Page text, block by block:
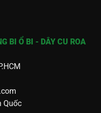
BI Ổ BI - DÂY CU ROA
Quốc